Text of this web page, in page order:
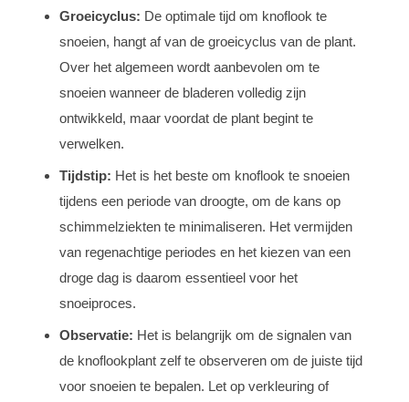
Groeicyclus: De optimale tijd om knoflook te
snoeien, hangt af van de groeicyclus van de plant.
Over het algemeen wordt aanbevolen om te
snoeien wanneer de bladeren volledig zijn
ontwikkeld, maar voordat de plant begint te
verwelken.
Tijdstip: Het is het beste om knoflook te snoeien
tijdens een periode van droogte, om de kans op
schimmelziekten te minimaliseren. Het vermijden
van regenachtige periodes en het kiezen van een
droge dag is daarom essentieel voor het
snoeiproces.
Observatie: Het is belangrijk om de signalen van
de knoflookplant zelf te observeren om de juiste tijd
voor snoeien te bepalen. Let op verkleuring of